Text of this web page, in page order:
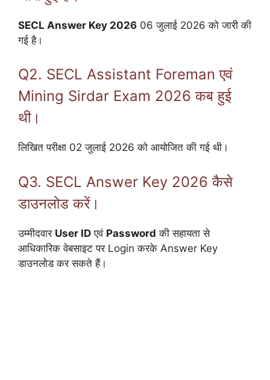
SECL Answer Key 2026 06 जुलाई 2026 को जारी की
गई है।
Q2. SECL Assistant Foreman एवं
Mining Sirdar Exam 2026 कब हुई
थी।
लिखित परीक्षा 02 जुलाई 2026 को आयोजित की गई थी।
Q3. SECL Answer Key 2026 कैसे
डाउनलोड करें।
उम्मीदवार User ID एवं Password की सहायता से
आधिकारिक वेबसाइट पर Login करके Answer Key
डाउनलोड कर सकते हैं।